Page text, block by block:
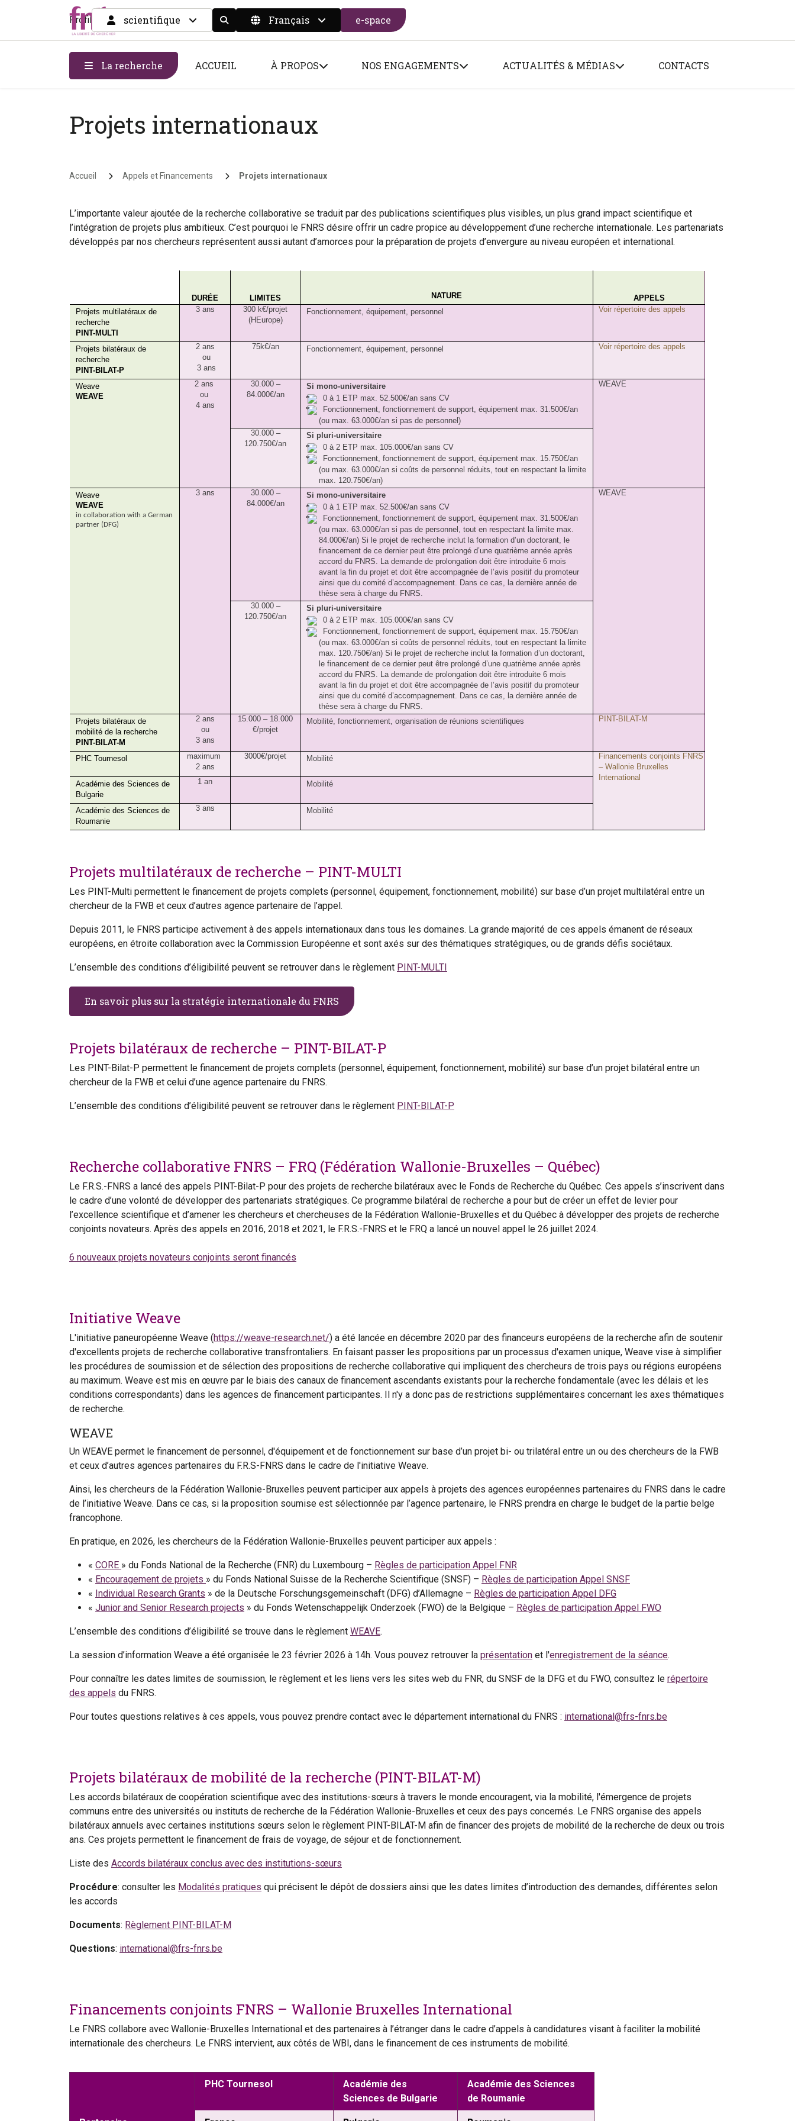
Profil scientifique Display the search form
Français e-space
La recherche ACCUEIL À PROPOS NOS ENGAGEMENTS ACTUALITÉS & MÉDIAS CONTACTS
Projets internationaux
Fil d'Ariane
Accueil Appels et Financements Projets internationaux
L’importante valeur ajoutée de la recherche collaborative se traduit par des publications scientifiques plus visibles, un plus grand impact scientifique et
l’intégration de projets plus ambitieux. C’est pourquoi le FNRS désire offrir un cadre propice au développement d’une recherche internationale. Les partenariats
développés par nos chercheurs représentent aussi autant d’amorces pour la préparation de projets d’envergure au niveau européen et international.
DURÉE LIMITES NATURE
APPELS
Projets multilatéraux de
recherche
PINT-MULTI
3 ans
300 k€/projet
(HEurope)
Fonctionnement, équipement, personnel Voir répertoire des appels
Projets bilatéraux de
recherche
PINT-BILAT-P
2 ans
ou
3 ans
75k€/an Fonctionnement, équipement, personnel Voir répertoire des appels
Weave
WEAVE
2 ans
ou
4 ans
30.000 –
84.000€/an
Si mono-universitaire
0 à 1 ETP max. 52.500€/an sans CV
Fonctionnement, fonctionnement de support, équipement max. 31.500€/an
(ou max. 63.000€/an si pas de personnel)
WEAVE
30.000 –
120.750€/an
Si pluri-universitaire
0 à 2 ETP max. 105.000€/an sans CV
Fonctionnement, fonctionnement de support, équipement max. 15.750€/an
(ou max. 63.000€/an si coûts de personnel réduits, tout en respectant la limite
max. 120.750€/an)
Weave
WEAVE
in collaboration with a German
partner (DFG)
3 ans
30.000 –
84.000€/an
Si mono-universitaire
0 à 1 ETP max. 52.500€/an sans CV
Fonctionnement, fonctionnement de support, équipement max. 31.500€/an
(ou max. 63.000€/an si pas de personnel, tout en respectant la limite max.
84.000€/an) Si le projet de recherche inclut la formation d’un doctorant, le
financement de ce dernier peut être prolongé d’une quatrième année après
accord du FNRS. La demande de prolongation doit être introduite 6 mois
avant la fin du projet et doit être accompagnée de l’avis positif du promoteur
ainsi que du comité d’accompagnement. Dans ce cas, la dernière année de
thèse sera à charge du FNRS.
WEAVE
30.000 –
120.750€/an
Si pluri-universitaire
0 à 2 ETP max. 105.000€/an sans CV
Fonctionnement, fonctionnement de support, équipement max. 15.750€/an
(ou max. 63.000€/an si coûts de personnel réduits, tout en respectant la limite
max. 120.750€/an) Si le projet de recherche inclut la formation d’un doctorant,
le financement de ce dernier peut être prolongé d’une quatrième année après
accord du FNRS. La demande de prolongation doit être introduite 6 mois
avant la fin du projet et doit être accompagnée de l’avis positif du promoteur
ainsi que du comité d’accompagnement. Dans ce cas, la dernière année de
thèse sera à charge du FNRS.
Projets bilatéraux de
mobilité de la recherche
PINT-BILAT-M
2 ans
ou
3 ans
15.000 – 18.000
€/projet
Mobilité, fonctionnement, organisation de réunions scientifiques PINT-BILAT-M
PHC Tournesol
maximum
2 ans
3000€/projet Mobilité
Financements conjoints FNRS
– Wallonie Bruxelles
International
Académie des Sciences de
Bulgarie
1 an Mobilité
Académie des Sciences de
Roumanie
3 ans Mobilité
Projets multilatéraux de recherche – PINT-MULTI
Les PINT-Multi permettent le financement de projets complets (personnel, équipement, fonctionnement, mobilité) sur base d’un projet multilatéral entre un
chercheur de la FWB et ceux d’autres agence partenaire de l’appel.
Depuis 2011, le FNRS participe activement à des appels internationaux dans tous les domaines. La grande majorité de ces appels émanent de réseaux
européens, en étroite collaboration avec la Commission Européenne et sont axés sur des thématiques stratégiques, ou de grands défis sociétaux.
L’ensemble des conditions d’éligibilité peuvent se retrouver dans le règlement PINT-MULTI
En savoir plus sur la stratégie internationale du FNRS
Projets bilatéraux de recherche – PINT-BILAT-P
Les PINT-Bilat-P permettent le financement de projets complets (personnel, équipement, fonctionnement, mobilité) sur base d’un projet bilatéral entre un
chercheur de la FWB et celui d’une agence partenaire du FNRS.
L’ensemble des conditions d’éligibilité peuvent se retrouver dans le règlement PINT-BILAT-P
Recherche collaborative FNRS – FRQ (Fédération Wallonie-Bruxelles – Québec)
Le F.R.S.-FNRS a lancé des appels PINT-Bilat-P pour des projets de recherche bilatéraux avec le Fonds de Recherche du Québec. Ces appels s’inscrivent dans
le cadre d’une volonté de développer des partenariats stratégiques. Ce programme bilatéral de recherche a pour but de créer un effet de levier pour
l’excellence scientifique et d’amener les chercheurs et chercheuses de la Fédération Wallonie-Bruxelles et du Québec à développer des projets de recherche
conjoints novateurs. Après des appels en 2016, 2018 et 2021, le F.R.S.-FNRS et le FRQ a lancé un nouvel appel le 26 juillet 2024.
6 nouveaux projets novateurs conjoints seront financés
Initiative Weave
L'initiative paneuropéenne Weave (https://weave-research.net/) a été lancée en décembre 2020 par des financeurs européens de la recherche afin de soutenir
d'excellents projets de recherche collaborative transfrontaliers. En faisant passer les propositions par un processus d'examen unique, Weave vise à simplifier
les procédures de soumission et de sélection des propositions de recherche collaborative qui impliquent des chercheurs de trois pays ou régions européens
au maximum. Weave est mis en œuvre par le biais des canaux de financement ascendants existants pour la recherche fondamentale (avec les délais et les
conditions correspondants) dans les agences de financement participantes. Il n'y a donc pas de restrictions supplémentaires concernant les axes thématiques
de recherche.
WEAVE
Un WEAVE permet le financement de personnel, d'équipement et de fonctionnement sur base d’un projet bi- ou trilatéral entre un ou des chercheurs de la FWB
et ceux d’autres agences partenaires du F.R.S-FNRS dans le cadre de l'initiative Weave.
Ainsi, les chercheurs de la Fédération Wallonie-Bruxelles peuvent participer aux appels à projets des agences européennes partenaires du FNRS dans le cadre
de l’initiative Weave. Dans ce cas, si la proposition soumise est sélectionnée par l’agence partenaire, le FNRS prendra en charge le budget de la partie belge
francophone.
En pratique, en 2026, les chercheurs de la Fédération Wallonie-Bruxelles peuvent participer aux appels :
« CORE » du Fonds National de la Recherche (FNR) du Luxembourg – Règles de participation Appel FNR
« Encouragement de projets » du Fonds National Suisse de la Recherche Scientifique (SNSF) – Règles de participation Appel SNSF
« Individual Research Grants » de la Deutsche Forschungsgemeinschaft (DFG) d’Allemagne – Règles de participation Appel DFG
« Junior and Senior Research projects » du Fonds Wetenschappelijk Onderzoek (FWO) de la Belgique – Règles de participation Appel FWO
L’ensemble des conditions d’éligibilité se trouve dans le règlement WEAVE.
La session d’information Weave a été organisée le 23 février 2026 à 14h. Vous pouvez retrouver la présentation et l'enregistrement de la séance.
Pour connaître les dates limites de soumission, le règlement et les liens vers les sites web du FNR, du SNSF de la DFG et du FWO, consultez le répertoire
des appels du FNRS.
Pour toutes questions relatives à ces appels, vous pouvez prendre contact avec le département international du FNRS : international@frs-fnrs.be
Projets bilatéraux de mobilité de la recherche (PINT-BILAT-M)
Les accords bilatéraux de coopération scientifique avec des institutions-sœurs à travers le monde encouragent, via la mobilité, l'émergence de projets
communs entre des universités ou instituts de recherche de la Fédération Wallonie-Bruxelles et ceux des pays concernés. Le FNRS organise des appels
bilatéraux annuels avec certaines institutions sœurs selon le règlement PINT-BILAT-M afin de financer des projets de mobilité de la recherche de deux ou trois
ans. Ces projets permettent le financement de frais de voyage, de séjour et de fonctionnement.
Liste des Accords bilatéraux conclus avec des institutions-sœurs
Procédure: consulter les Modalités pratiques qui précisent le dépôt de dossiers ainsi que les dates limites d’introduction des demandes, différentes selon
les accords
Documents: Règlement PINT-BILAT-M
Questions: international@frs-fnrs.be
Financements conjoints FNRS – Wallonie Bruxelles International
Le FNRS collabore avec Wallonie-Bruxelles International et des partenaires à l’étranger dans le cadre d’appels à candidatures visant à faciliter la mobilité
internationale des chercheurs. Le FNRS intervient, aux côtés de WBI, dans le financement de ces instruments de mobilité.
PHC Tournesol
Académie des
Sciences de Bulgarie
Académie des Sciences
de Roumanie